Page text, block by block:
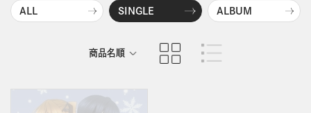
ALL SINGLE ALBUM
商品名順